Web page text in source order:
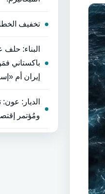
تخفيف
البناء:
باكستاني
إيران أم
الديار:
ومُؤتمر